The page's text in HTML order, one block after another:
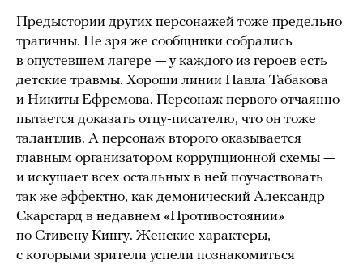
Предыстории других персонажей тоже предельно
трагичны. Не зря же сообщники собрались
в опустевшем лагере — у каждого из героев есть
детские травмы. Хороши линии Павла Табакова
и Никиты Ефремова. Персонаж первого отчаянно
пытается доказать отцу-писателю, что он тоже
талантлив. А персонаж второго оказывается
главным организатором коррупционной схемы —
и искушает всех остальных в ней поучаствовать
так же эффектно, как демонический Александр
Скарсгард в недавнем «Противостоянии»
по Стивену Кингу. Женские характеры,
с которыми зрители успели познакомиться